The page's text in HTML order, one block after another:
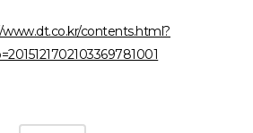
contents.html?